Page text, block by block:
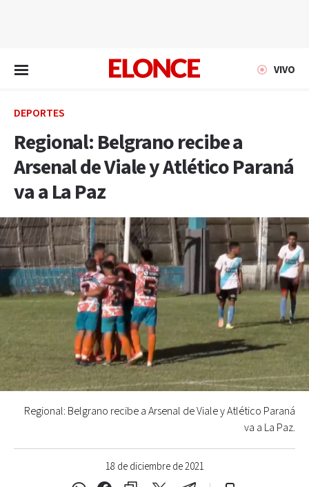
VIVO
DEPORTES
Regional: Belgrano recibe a
Arsenal de Viale y Atlético Paraná
va a La Paz
18 de diciembre de 2021
Regional: Belgrano recibe a Arsenal de Viale y Atlético Paraná
va a La Paz.